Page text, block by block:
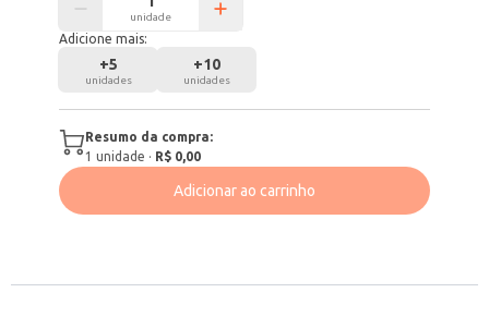
unidade
Adicione mais:
+5
unidades
+10
unidades
Resumo da compra:
1 unidade · R$ 0,00
Adicionar ao carrinho